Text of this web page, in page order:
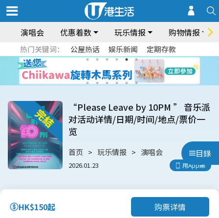
演唱会 优惠着数 玩乐情报 购物情报
热门关键词： 公屋热话 娱乐新闻 定期存款
目錄
“Please Leave by 10PM ” 音乐派
对活动详情/日期/时间/地点/票价一
览
首页 玩乐情报 演唱会
2026.01.23 用App睇
HK$150起 购票详情